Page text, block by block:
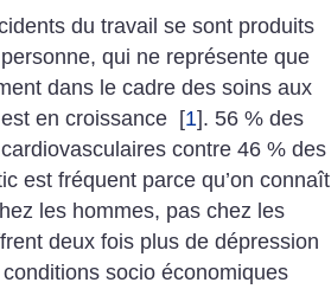
du travail se sont produits
qui ne représente que
dans le cadre des soins aux
en croissance [1]. 56 % des
contre 46 % des
est fréquent parce qu’on connaît
les hommes, pas chez les
deux fois plus de dépression
socio économiques